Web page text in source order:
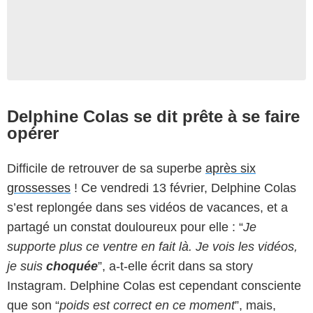
Delphine Colas se dit prête à se faire
opérer
Difficile de retrouver de sa superbe après six
grossesses ! Ce vendredi 13 février, Delphine Colas
s’est replongée dans ses vidéos de vacances, et a
partagé un constat douloureux pour elle : “Je
supporte plus ce ventre en fait là. Je vois les vidéos,
je suis choquée”, a-t-elle écrit dans sa story
Instagram. Delphine Colas est cependant consciente
que son “poids est correct en ce moment”, mais,